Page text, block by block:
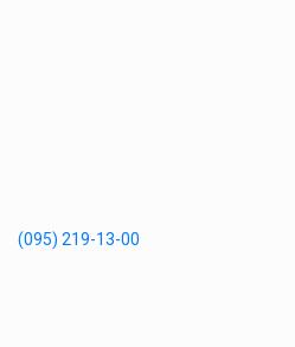
(095) 219-13-00